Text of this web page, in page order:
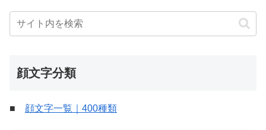
顔文字分類
■ 顔文字一覧｜400種類